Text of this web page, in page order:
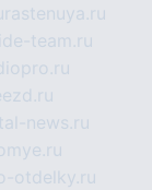
rastenuya.ru
team.ru
news.ru
otdelky.ru